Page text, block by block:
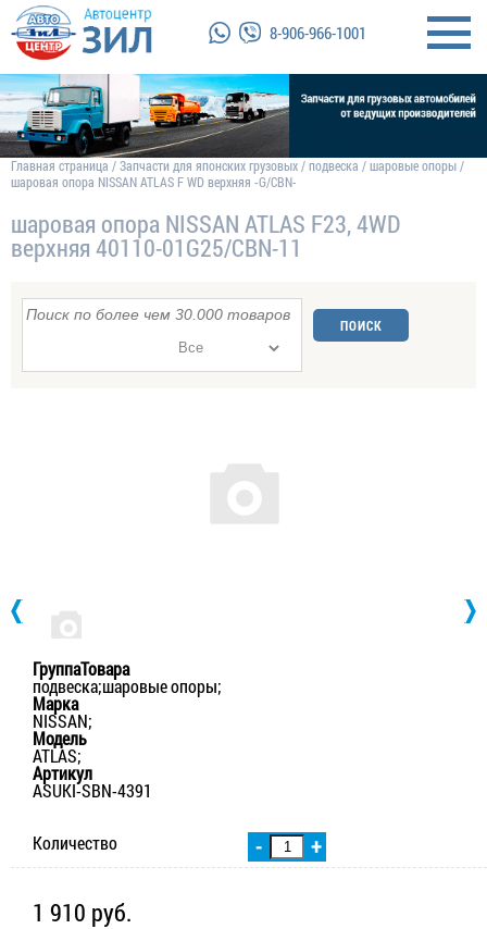
8-906-966-1001
Главная страница /Запчасти для японских грузовых/подвеска /шаровые опоры/
шаровая опора NISSAN ATLAS F WD верхняя -G/CBN-
шаровая опора NISSAN ATLAS F23, 4WD
верхняя 40110-01G25/CBN-11
ГруппаТовара
подвеска;шаровые опоры;
Марка
NISSAN;
Модель
ATLAS;
Артикул
ASUKI-SBN-4391
+
-
Количество
1 910 руб.